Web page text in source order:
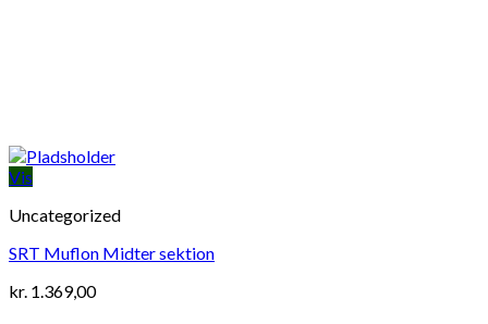
Vis
Uncategorized
SRT Muflon Midter sektion
kr. 1.369,00